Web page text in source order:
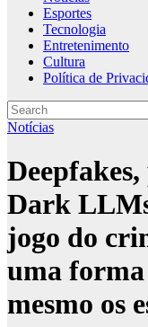
Esportes
Tecnologia
Entretenimento
Cultura
Política de
Notícias
Dark
jogo do
uma forma
mesmo os